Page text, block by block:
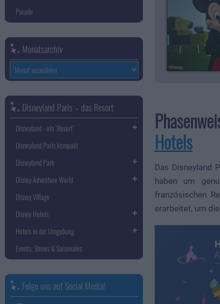
Hotels
Das Disneyland
haben um
französischen
erarbeitet, um
Parade
Monatsarchiv
Monatsarchiv
Disneyland Paris – das Resort
Disneyland - ein "Resort"
Disneyland Paris kompakt
Disneyland Park
Disney Adventure World
Disney Village
Disney Hotels
Hotels in der Umgebung
Events, Shows & Saisonales
Folge uns auf Social Media!